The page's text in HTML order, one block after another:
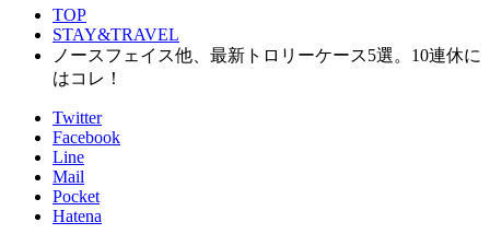
TOP
STAY&TRAVEL
ノースフェイス他、最新トロリーケース5選。10連休に
はコレ！
Twitter
Facebook
Line
Mail
Pocket
Hatena